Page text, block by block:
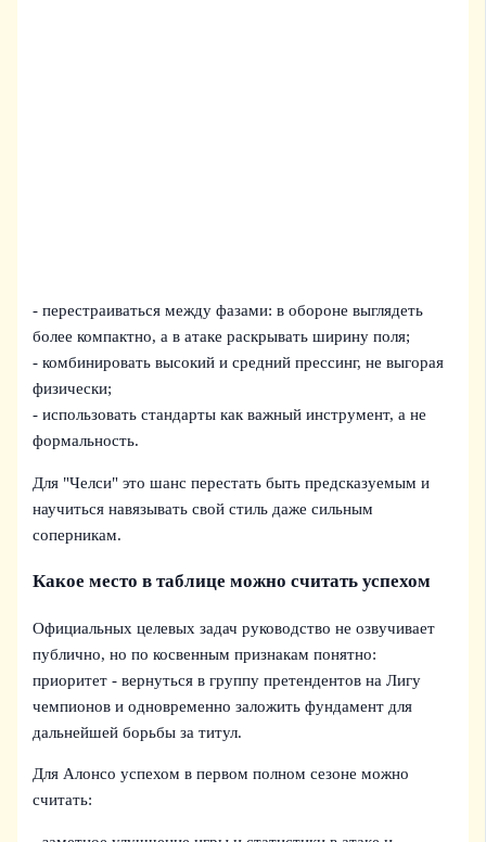
- перестраиваться между фазами: в обороне выглядеть
более компактно, а в атаке раскрывать ширину поля;
- комбинировать высокий и средний прессинг, не выгорая
физически;
- использовать стандарты как важный инструмент, а не
формальность.
Для "Челси" это шанс перестать быть предсказуемым и
научиться навязывать свой стиль даже сильным
соперникам.
Какое место в таблице можно считать успехом
Официальных целевых задач руководство не озвучивает
публично, но по косвенным признакам понятно:
приоритет - вернуться в группу претендентов на Лигу
чемпионов и одновременно заложить фундамент для
дальнейшей борьбы за титул.
Для Алонсо успехом в первом полном сезоне можно
считать: